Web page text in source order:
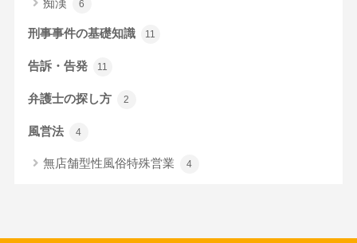
痴漢 6
刑事事件の基礎知識 11
告訴・告発 11
弁護士の探し方 2
風営法 4
無店舗型性風俗特殊営業 4